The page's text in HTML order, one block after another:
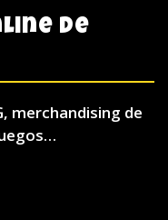
de
merchandising de